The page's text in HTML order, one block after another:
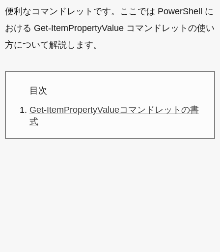
便利なコマンドレットです。ここでは PowerShell に
おける Get-ItemPropertyValue コマンドレットの使い
方について解説します。
目次
Get-ItemPropertyValueコマンドレットの書
式